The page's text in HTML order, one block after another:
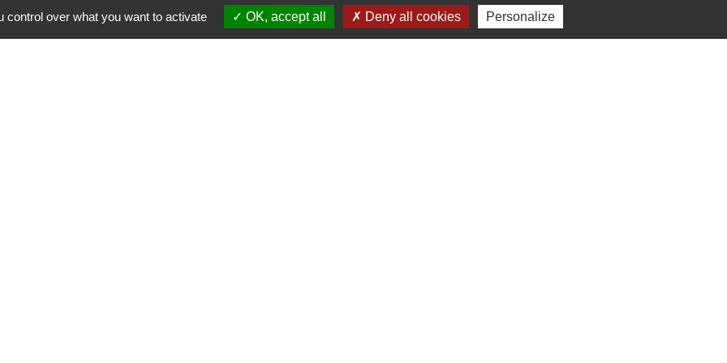
Voir tout
over what you want to activate OK, accept all Deny all cookies Personalize